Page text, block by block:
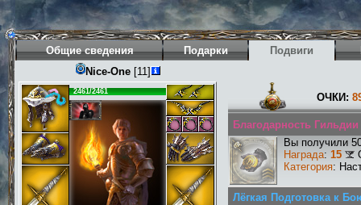
Общие сведения Подарки Подвиги
Nice-One[11]
2461/2461 ОЧКИ:
Благодарность
Вы получили
Награда: 15
Категория:
Лёгкая Подготовка к